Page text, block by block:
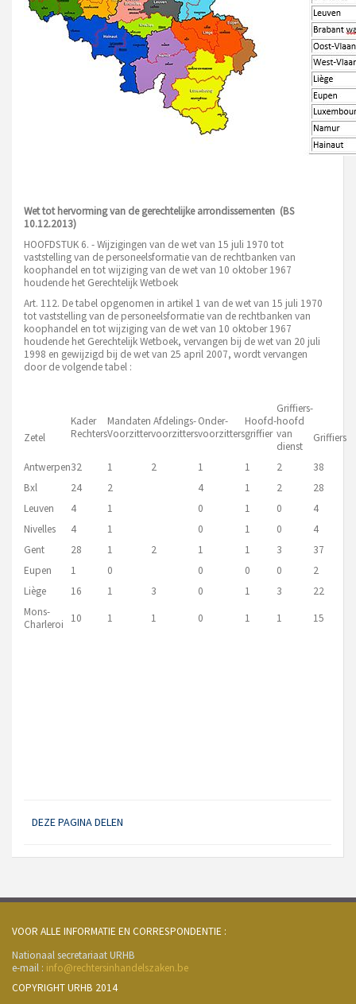
Wet tot hervorming van de gerechtelijke arrondissementen (BS
10.12.2013)
HOOFDSTUK 6. - Wijzigingen van de wet van 15 juli 1970 tot
vaststelling van de personeelsformatie van de rechtbanken van
koophandel en tot wijziging van de wet van 10 oktober 1967
houdende het Gerechtelijk Wetboek
Art. 112. De tabel opgenomen in artikel 1 van de wet van 15 juli 1970
tot vaststelling van de personeelsformatie van de rechtbanken van
koophandel en tot wijziging van de wet van 10 oktober 1967
houdende het Gerechtelijk Wetboek, vervangen bij de wet van 20 juli
1998 en gewijzigd bij de wet van 25 april 2007, wordt vervangen
door de volgende tabel :
Zetel
Kader
Rechters
Mandaten
Voorzitter
Afdelings-
voorzitters
Onder-
voorzitters
Hoofd-
griffier
Griffiers-
hoofd
van
dienst
Griffiers
Antwerpen32 1 2 1 1 2
38
Bxl
24 2 4 1 2
28
Leuven
4 1 0 1 0
4
Nivelles
4 1 0 1 0
4
Gent
28 1 2 1 1 3
37
Eupen
1 0 0 0 0
2
Liège
16 1 3 0 1 3
22
Mons-
Charleroi
10 1 1 0 1 1 15
DEZE PAGINA DELEN
VOOR ALLE INFORMATIE EN CORRESPONDENTIE :
Nationaal secretariaat URHB
e-mail : info@rechtersinhandelszaken.be
COPYRIGHT URHB 2014